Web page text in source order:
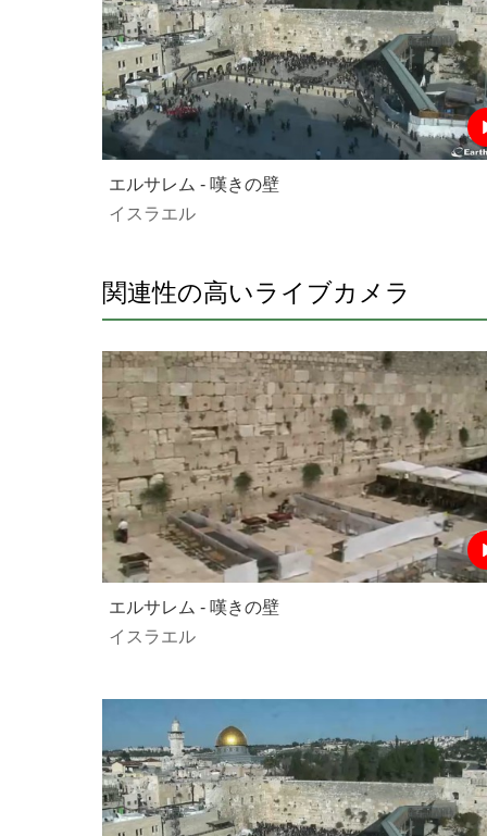
エルサレム - 嘆きの壁
イスラエル
関連性の高いライブカメラ
エルサレム - 嘆きの壁
イスラエル